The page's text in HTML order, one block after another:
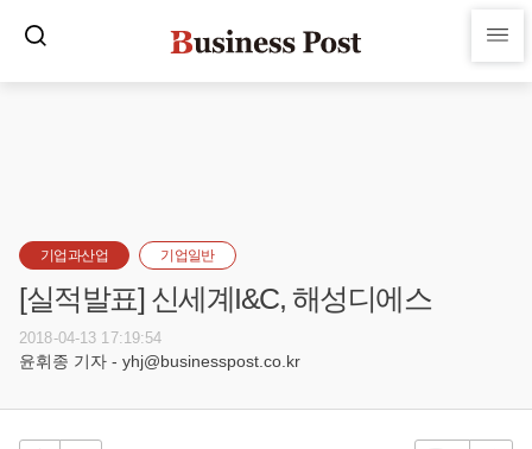
기업과산업 기업일반
[실적발표] 신세계I&C, 해성디에스
2018-04-13 17:19:54
윤휘종 기자 - yhj@businesspost.co.kr